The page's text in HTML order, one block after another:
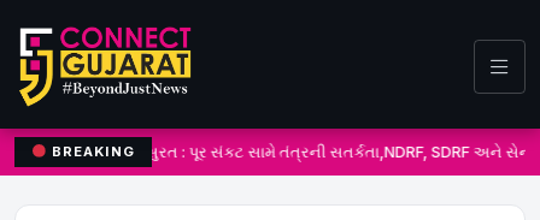
BREAKING સુરત : પૂર સંકટ સામે તંત્રની સતર્કતા,NDRF, SDRF અને